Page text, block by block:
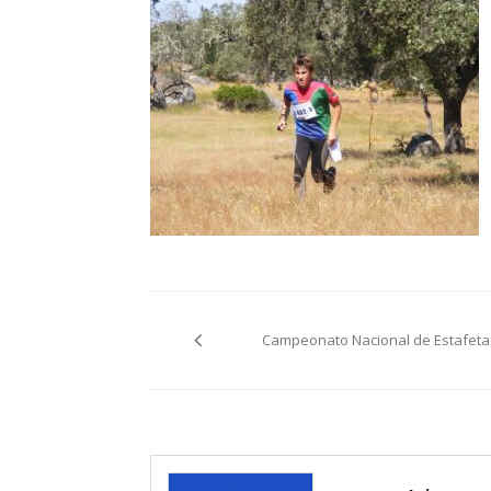
navigation
Campeonato Nacional de